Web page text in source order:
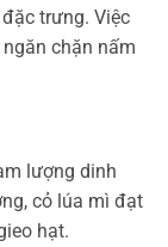
trưng. Việc
chặn nấm
lượng dinh
cỏ lúa mì đạt
hạt.